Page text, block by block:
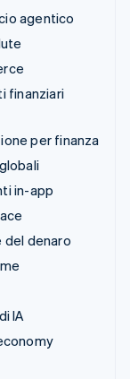
agentico
finanziari
per finanza
in-app
del denaro
IA